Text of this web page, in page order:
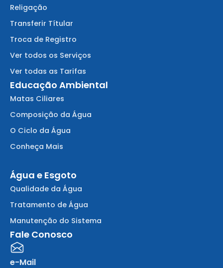
Religação
Transferir Títular
Troca de Registro
Ver todos os Serviços
Ver todas as Tarifas
Educação Ambiental
Matas Ciliares
Composição da Água
O Ciclo da Água
Conheça Mais
Água e Esgoto
Qualidade da Água
Tratamento de Água
Manutenção do Sistema
Fale Conosco
e-Mail